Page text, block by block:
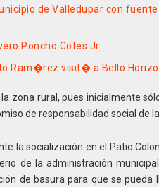
de Valledupar con
Poncho Cotes Jr
Ram�rez visit� a Bello
zona rural, pues inicialmente
de responsabilidad social de
la socialización en el Patio
de la administración
de basura para que se pueda